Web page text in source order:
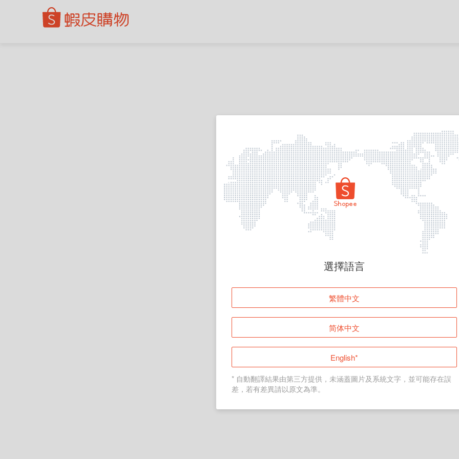
頁面無法顯示
登入
返回首頁
選擇語言
繁體中文
简体中文
English*
* 自動翻譯結果由第三方提供，未涵蓋圖片及系統文字，並可能存在誤
差，若有差異請以原文為準。